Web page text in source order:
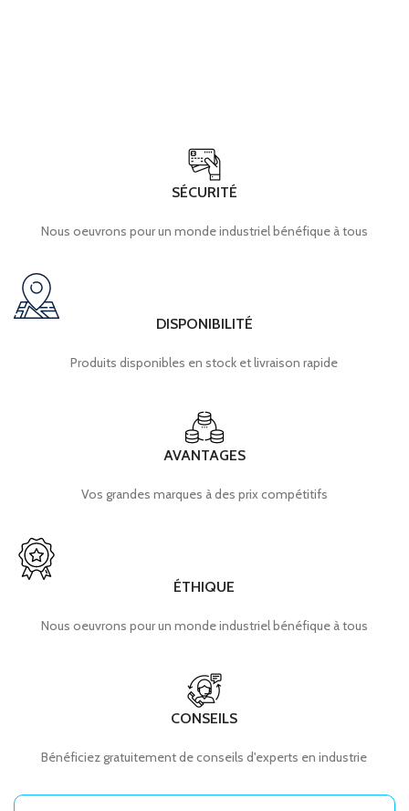
SÉCURITÉ
Nous oeuvrons pour un monde industriel bénéfique à tous
DISPONIBILITÉ
Produits disponibles en stock et livraison rapide
AVANTAGES
Vos grandes marques à des prix compétitifs
ÉTHIQUE
Nous oeuvrons pour un monde industriel bénéfique à tous
CONSEILS
Bénéficiez gratuitement de conseils d'experts en industrie